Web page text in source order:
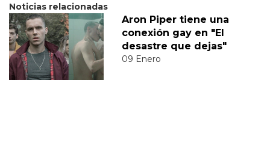
Noticias relacionadas
Aron Piper tiene una
conexión gay en "El
desastre que dejas"
09 Enero